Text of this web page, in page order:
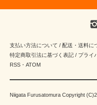
支払い方法について / 配送・送料に
特定商取引法に基づく表記 / プライ
RSS ・ ATOM
Niigata Furusatomura Copyright